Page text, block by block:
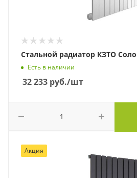
Стальной радиатор КЗТО
Есть в наличии
32 233 руб./шт
Акция